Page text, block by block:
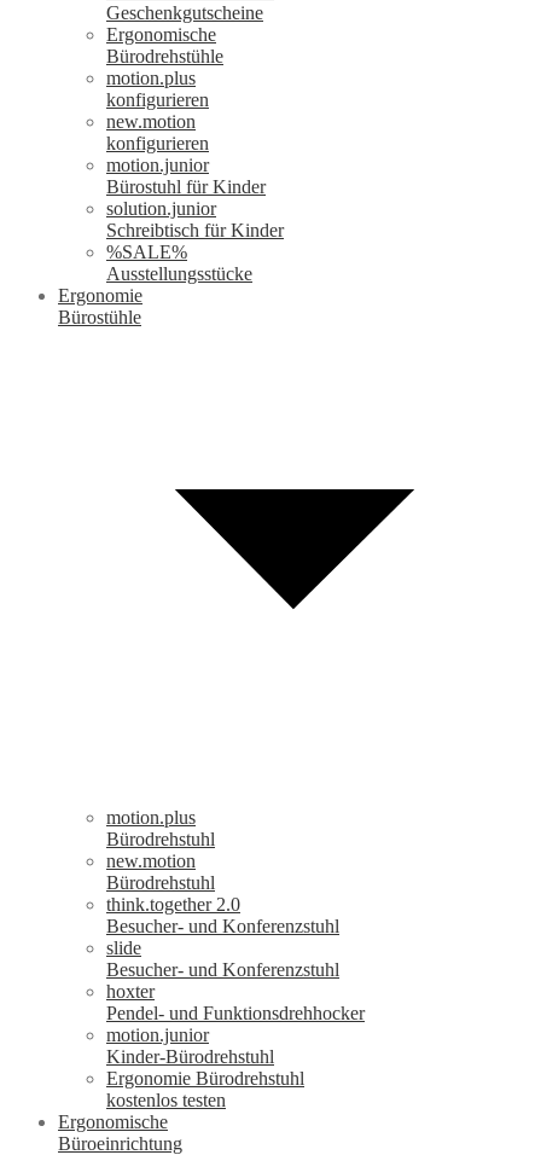
Geschenkgutscheine
Ergonomische
Bürodrehstühle
motion.plus
konfigurieren
new.motion
konfigurieren
motion.junior
Bürostuhl für Kinder
solution.junior
Schreibtisch für Kinder
%SALE%
Ausstellungsstücke
Ergonomie
Bürostühle
motion.plus
Bürodrehstuhl
new.motion
Bürodrehstuhl
think.together 2.0
Besucher- und Konferenzstuhl
slide
Besucher- und Konferenzstuhl
hoxter
Pendel- und Funktionsdrehhocker
motion.junior
Kinder-Bürodrehstuhl
Ergonomie Bürodrehstuhl
kostenlos testen
Ergonomische
Büroeinrichtung